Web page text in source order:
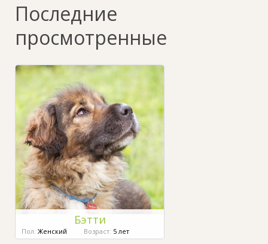
Последние
просмотренные
Бэтти
Пол: Женский Возраст: 5 лет